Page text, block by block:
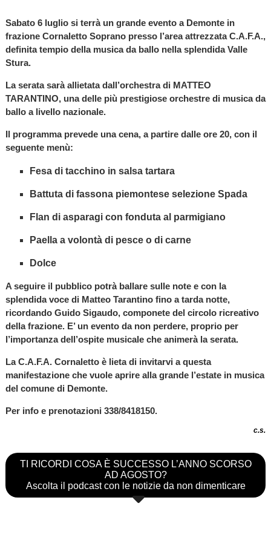
Sabato 6 luglio si terrà un grande evento a Demonte in
frazione Cornaletto Soprano presso l’area attrezzata C.A.F.A.,
definita tempio della musica da ballo nella splendida Valle
Stura.
La serata sarà allietata dall’orchestra di MATTEO
TARANTINO, una delle più prestigiose orchestre di musica da
ballo a livello nazionale.
Il programma prevede una cena, a partire dalle ore 20, con il
seguente menù:
Fesa di tacchino in salsa tartara
Battuta di fassona piemontese selezione Spada
Flan di asparagi con fonduta al parmigiano
Paella a volontà di pesce o di carne
Dolce
A seguire il pubblico potrà ballare sulle note e con la
splendida voce di Matteo Tarantino fino a tarda notte,
ricordando Guido Sigaudo, componete del circolo ricreativo
della frazione. E’ un evento da non perdere, proprio per
l’importanza dell’ospite musicale che animerà la serata.
La C.A.F.A. Cornaletto è lieta di invitarvi a questa
manifestazione che vuole aprire alla grande l’estate in musica
del comune di Demonte.
Per info e prenotazioni 338/8418150.
c.s.
TI RICORDI COSA È SUCCESSO L’ANNO SCORSO
AD AGOSTO?
Ascolta il podcast con le notizie da non dimenticare